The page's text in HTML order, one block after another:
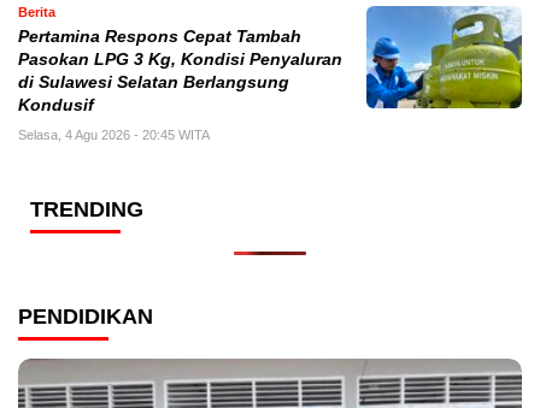
Berita
Pertamina Respons Cepat Tambah
Pasokan LPG 3 Kg, Kondisi Penyaluran
di Sulawesi Selatan Berlangsung
Kondusif
Selasa, 4 Agu 2026 - 20:45 WITA
TRENDING
PENDIDIKAN